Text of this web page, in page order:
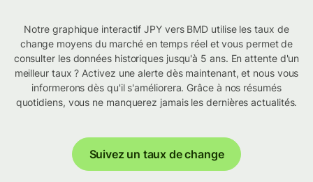
Notre graphique interactif JPY vers BMD utilise les taux de
change moyens du marché en temps réel et vous permet de
consulter les données historiques jusqu'à 5 ans. En attente d'un
meilleur taux ? Activez une alerte dès maintenant, et nous vous
informerons dès qu'il s'améliorera. Grâce à nos résumés
quotidiens, vous ne manquerez jamais les dernières actualités.
Suivez un taux de change